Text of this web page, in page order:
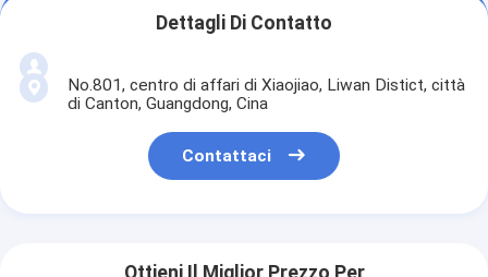
Dettagli Di Contatto
No.801, centro di affari di Xiaojiao, Liwan Distict, città
di Canton, Guangdong, Cina
Contattaci